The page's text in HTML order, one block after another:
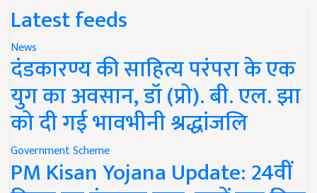
Latest feeds
News
दंडकारण्य की साहित्य परंपरा के एक
युग का अवसान, डॉ (प्रो). बी. एल. झा
को दी गई भावभीनी श्रद्धांजलि
Government Scheme
PM Kisan Yojana Update: 24वीं